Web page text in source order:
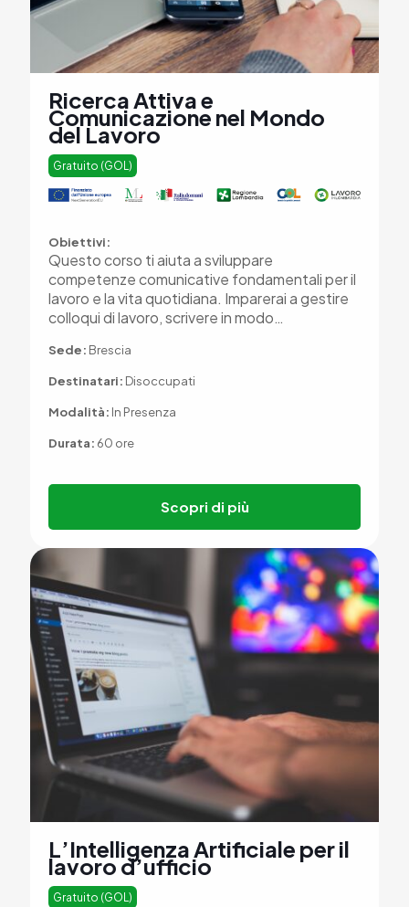
Ricerca Attiva e
Comunicazione nel Mondo
del Lavoro
Gratuito (GOL)
Obiettivi:
Questo corso ti aiuta a sviluppare
competenze comunicative fondamentali per il
lavoro e la vita quotidiana. Imparerai a gestire
colloqui di lavoro, scrivere in modo…
Sede: Brescia
Destinatari: Disoccupati
Modalità: In Presenza
Durata: 60 ore
Scopri di più
L’Intelligenza Artificiale per il
lavoro d’ufficio
Gratuito (GOL)